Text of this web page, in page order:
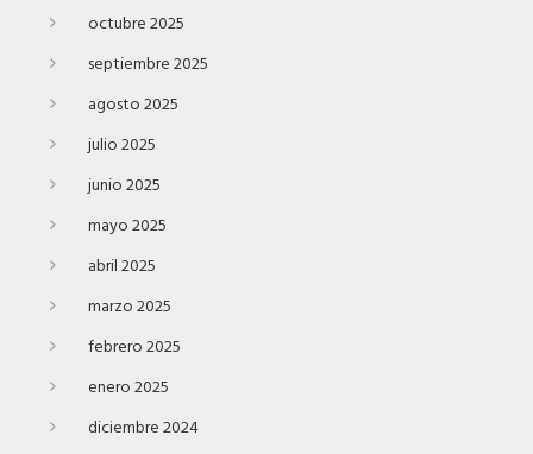
octubre 2025
septiembre 2025
agosto 2025
julio 2025
junio 2025
mayo 2025
abril 2025
marzo 2025
febrero 2025
enero 2025
diciembre 2024